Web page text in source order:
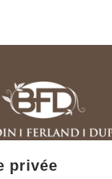
728-2202
privée